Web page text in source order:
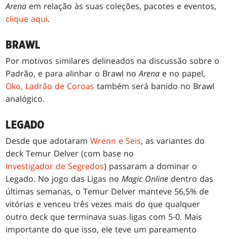
Arena em relação às suas coleções, pacotes e eventos,
clique aqui.
BRAWL
Por motivos similares delineados na discussão sobre o
Padrão, e para alinhar o Brawl noArena e no papel,
Oko, Ladrão de Coroas também será banido no Brawl
analógico.
LEGADO
Desde que adotaramWrenn e Seis, as variantes do
deck Temur Delver (com base no
Investigador de Segredos) passaram a dominar o
Legado. No jogo das Ligas noMagic Online dentro das
últimas semanas, o Temur Delver manteve 56,5% de
vitórias e venceu três vezes mais do que qualquer
outro deck que terminava suas ligas com 5-0. Mais
importante do que isso, ele teve um pareamento